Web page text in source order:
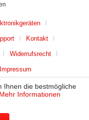
Kontakt
Widerrufsrecht
Impressum
Ihnen die bestmögliche
Mehr Informationen